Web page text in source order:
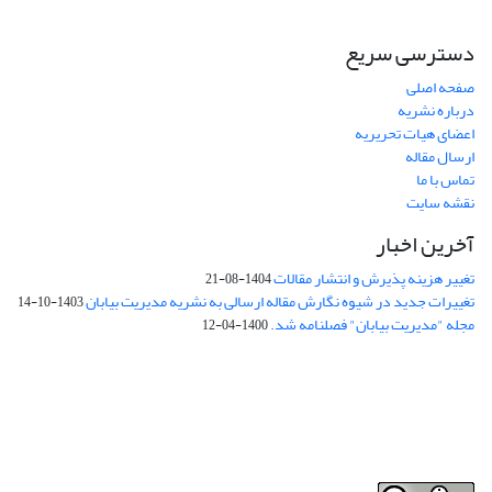
دسترسی سریع
صفحه اصلی
درباره نشریه
اعضای هیات تحریریه
ارسال مقاله
تماس با ما
نقشه سایت
آخرین اخبار
تغییر هزینه پذیرش و انتشار مقالات1404-08-21
تغییرات جدید در شیوه نگارش مقاله ارسالی به نشریه مدیریت بیابان1403-10-14
مجله "مدیریت بیابان" فصلنامه شد.1400-04-12